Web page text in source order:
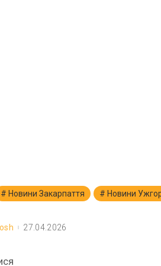
Новини Закарпаття Новини
27.04.2026